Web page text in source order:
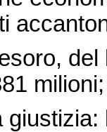
del
milioni;